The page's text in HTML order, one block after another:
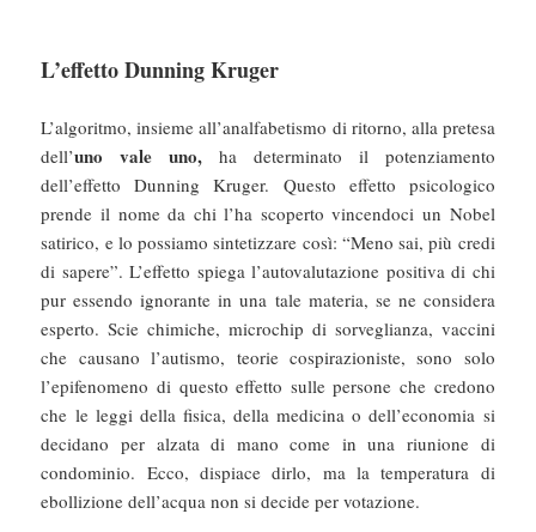
L’effetto Dunning Kruger
L’algoritmo, insieme all’analfabetismo di ritorno, alla pretesa
dell’uno vale uno, ha determinato il potenziamento
dell’effetto Dunning Kruger. Questo effetto psicologico
prende il nome da chi l’ha scoperto vincendoci un Nobel
satirico, e lo possiamo sintetizzare così: “Meno sai, più credi
di sapere”. L’effetto spiega l’autovalutazione positiva di chi
pur essendo ignorante in una tale materia, se ne considera
esperto. Scie chimiche, microchip di sorveglianza, vaccini
che causano l’autismo, teorie cospirazioniste, sono solo
l’epifenomeno di questo effetto sulle persone che credono
che le leggi della fisica, della medicina o dell’economia si
decidano per alzata di mano come in una riunione di
condominio. Ecco, dispiace dirlo, ma la temperatura di
ebollizione dell’acqua non si decide per votazione.